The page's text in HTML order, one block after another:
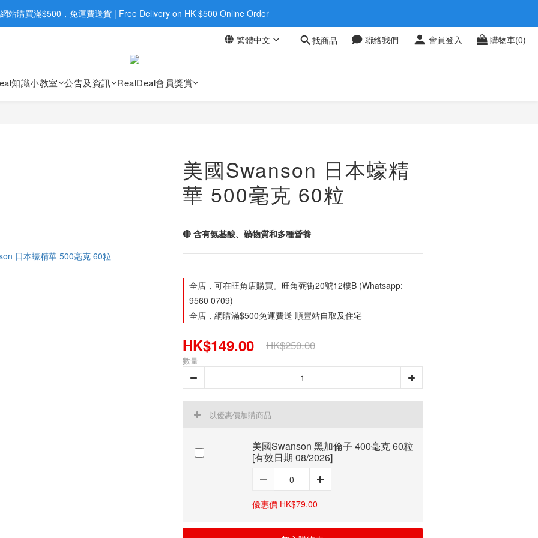
旺角店購買：旺角弼街20號12樓B  |  RealDeal 保健品 | WhatsApp 9560 0709
網站購買滿$500，免運費送貨 | Free Delivery on HK $500 Online Order
旺角店購買：旺角弼街20號12樓B  |  RealDeal 保健品 | WhatsApp 9560 0709
繁體中文 找商品 聯絡我們 會員登入 購物車(0)
知識小教室 公告及資訊 RealDeal會員獎賞
美國Swanson 日本蠔精
華 500毫克 60粒
🔴 含有氨基酸、礦物質和多種營養
全店，可在旺角店購買。旺角弼街20號12樓B (Whatsapp:
9560 0709)
全店，網購滿$500免運費送 順豐站自取及住宅
HK$149.00 HK$250.00
數量
以優惠價加購商品
美國Swanson 黑加倫子 400毫克 60粒
[有效日期 08/2026]
優惠價 HK$79.00